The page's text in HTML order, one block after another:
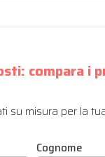
compara i
su misura per la
Cognome